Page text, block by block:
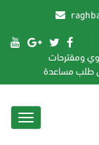
ومقترحات
طلب مساعدة